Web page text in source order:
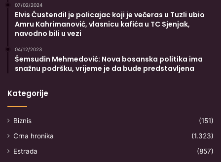
07/02/2024
Elvis Ćustendil je policajac koji je večeras u Tuzli ubio
Amru Kahrimanović, vlasnicu kafića u TC Sjenjak,
navodno bili u vezi
04/12/2023
Šemsudin Mehmedović: Nova bosanska politika ima
snažnu podršku, vrijeme je da bude predstavljena
Kategorije
Biznis
(151)
Crna hronika
(1.323)
Estrada
(857)